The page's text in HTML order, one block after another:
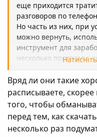
еще приходится
разговоров по
Но часть из них, при
можно вернуть,
инструмент для
несколько программ,
установке программ.
зачисляются на счет
на платежные
легко найти в
Uento - позволяет
месяц.
Вряд ли они такие
расписываете,
того, чтобы
перед тем, как
несколько раз